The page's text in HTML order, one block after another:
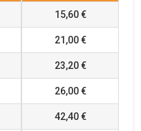
15,60 €
21,00 €
23,20 €
26,00 €
42,40 €